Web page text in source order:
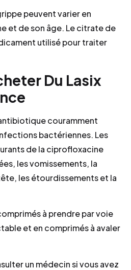
peuvent varier en
et de son âge. Le citrate de
utilisé pour traiter
Du Lasix
couramment
bactériennes. Les
de la ciprofloxacine
les vomissements, la
les étourdissements et la
à prendre par voie
et en comprimés à avaler
un médecin si vous avez